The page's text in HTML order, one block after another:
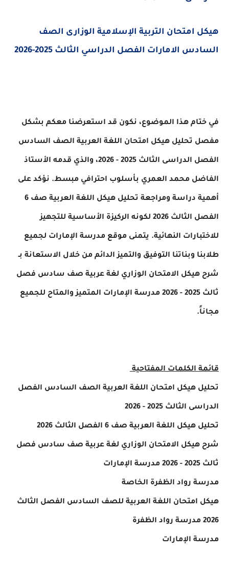
هيكل امتحان التربية الإسلامية الوزارى الصف
السادس الامارات الفصل الدراسي الثالث 2025-2026
في ختام هذا الموضوع، نكون قد استعرضنا معكم بشكل
مفصل تحليل هيكل امتحان اللغة العربية الصف السادس
الفصل الدراسى الثالث 2025 - 2026، والذي قدمه الأستاذ
الفاضل محمد العمري بأسلوب احترافي مبسط. نؤكد على
أهمية دراسة ومراجعة تحليل هيكل اللغة العربية صف 6
الفصل الثالث 2026 لكونه الركيزة الأساسية للتجهيز
للاختبارات النهائية. يتمنى موقع مدرسة الإمارات لجميع
طلابنا وبناتنا التوفيق والتميز الدائم من خلال الاستعانة بـ
شرح هيكل الامتحان الوزاري لغة عربية صف سادس فصل
ثالث 2025 - 2026 مدرسة الإمارات المتميز والمتاح للجميع
مجاناً.
قائمة الكلمات المفتاحية
تحليل هيكل امتحان اللغة العربية الصف السادس الفصل
الدراسى الثالث 2025 - 2026
تحليل هيكل اللغة العربية صف 6 الفصل الثالث 2026
شرح هيكل الامتحان الوزاري لغة عربية صف سادس فصل
ثالث 2025 - 2026 مدرسة الإمارات
مدرسة رواد الظفرة الخاصة
هيكل امتحان اللغة العربية للصف السادس الفصل الثالث
2026 مدرسة رواد الظفرة
مدرسة الإمارات